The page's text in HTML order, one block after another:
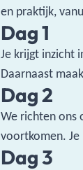
en praktijk,
Dag 1
Je krijgt inzicht
Daarnaast
Dag 2
We richten ons
voortkomen. Je
Dag 3